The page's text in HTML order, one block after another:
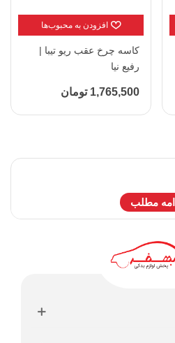
افزودن به محبوب‌ها
کاسه چرخ عقب ریو تیبا |
رفیع نیا
1,765,500 تومان
مطلب